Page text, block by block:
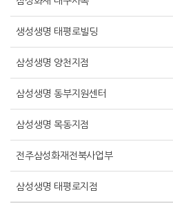
생성생명 태평로빌딩
삼성생명 양천지점
삼성생명 동부지원센터
삼성생명 목동지점
전주삼성화재전북사업부
삼성생명 태평로지점